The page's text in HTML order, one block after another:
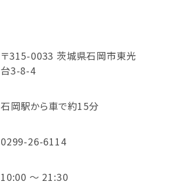
〒315-0033 茨城県石岡市東光
台3-8-4
石岡駅から車で約15分
0299-26-6114
10:00 ～ 21:30